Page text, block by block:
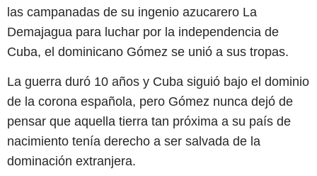
las campanadas de su ingenio azucarero La
Demajagua para luchar por la independencia de
Cuba, el dominicano Gómez se unió a sus tropas.
La guerra duró 10 años y Cuba siguió bajo el dominio
de la corona española, pero Gómez nunca dejó de
pensar que aquella tierra tan próxima a su país de
nacimiento tenía derecho a ser salvada de la
dominación extranjera.